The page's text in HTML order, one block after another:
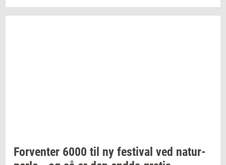
For­ven­ter 6000 til ny festi­val ved na­tur­